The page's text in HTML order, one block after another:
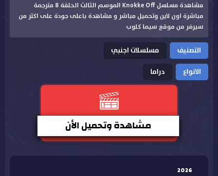
مشاهدة مسلسل Knokke Off الموسم الثالث الحلقة 8 مترجمة
مباشرة اون لاين وتحميل مباشر و مشاهدة باعلى جودة على اكثر من
سيرفر من موقع سيما كلوب
التصنيف
مسلسلات اجنبي
الانواع
دراما
مشاهدة وتحميل الأن
2026